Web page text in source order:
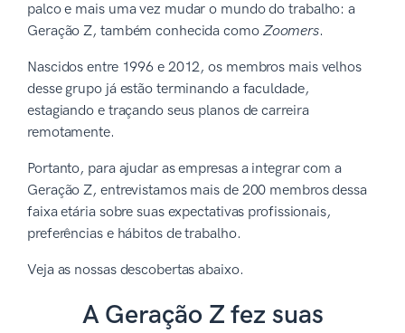
palco e mais uma vez mudar o mundo do trabalho: a
Geração Z, também conhecida como Zoomers.
Nascidos entre 1996 e 2012, os membros mais velhos
desse grupo já estão terminando a faculdade,
estagiando e traçando seus planos de carreira
remotamente.
Portanto, para ajudar as empresas a integrar com a
Geração Z, entrevistamos mais de 200 membros dessa
faixa etária sobre suas expectativas profissionais,
preferências e hábitos de trabalho.
Veja as nossas descobertas abaixo.
A Geração Z fez suas